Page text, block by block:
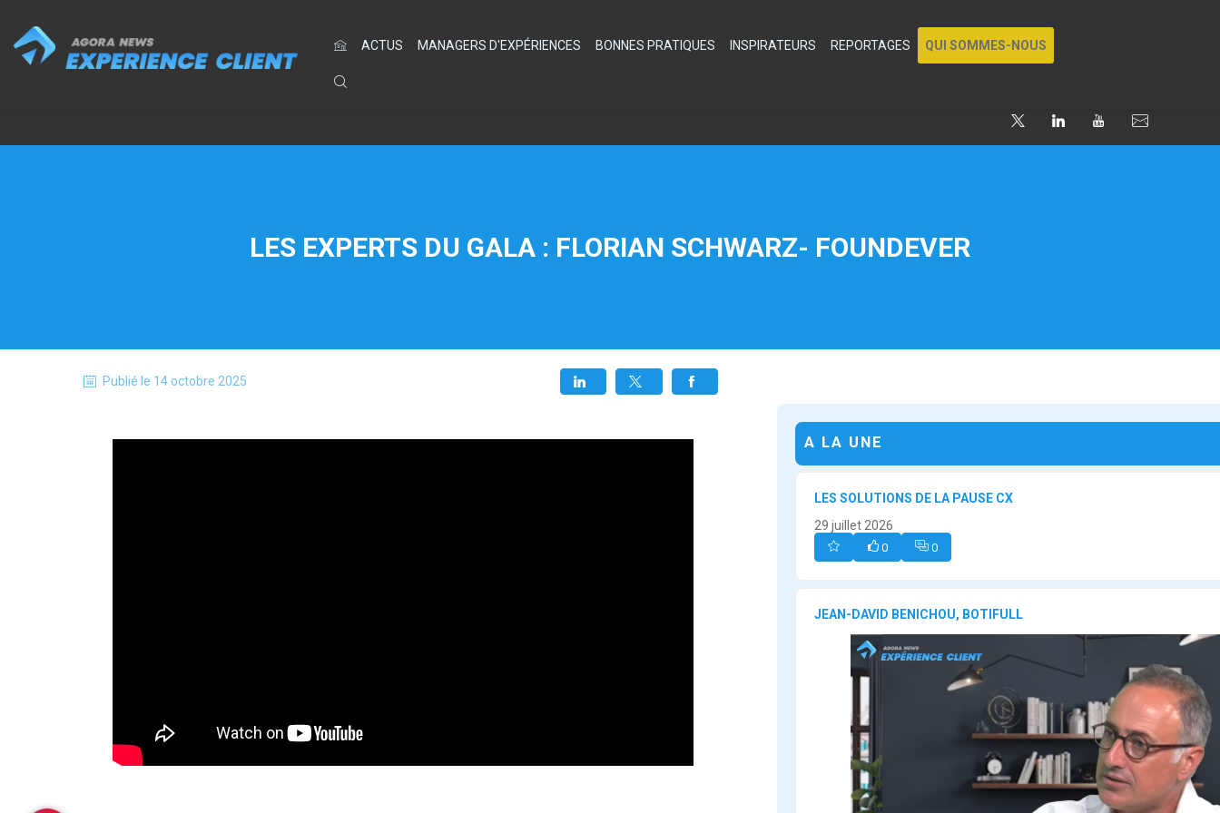
ACTUS MANAGERS D'EXPÉRIENCES BONNES PRATIQUES INSPIRATEURS REPORTAGES QUI SOMMES-NOUS
LES EXPERTS DU GALA : FLORIAN SCHWARZ- FOUNDEVER
Publié le 14 octobre 2025
A LA UNE
LES SOLUTIONS DE LA PAUSE CX
29 juillet 2026
0 0
JEAN-DAVID BENICHOU, BOTIFULL